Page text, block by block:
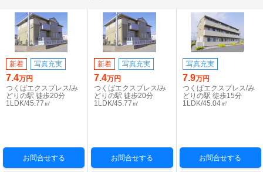
新着 写真充実
7.4万円
つくばエクスプレス/み
どりの駅 徒歩20分
1LDK/45.77㎡
お問合せする
新着 写真充実
7.4万円
つくばエクスプレス/み
どりの駅 徒歩20分
1LDK/45.77㎡
お問合せする
写真充実
7.9万円
つくばエクスプレス/み
どりの駅 徒歩15分
1LDK/45.04㎡
お問合せする